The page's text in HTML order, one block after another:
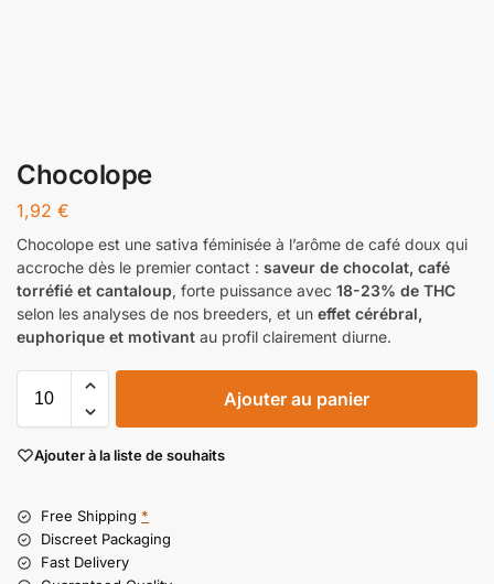
Chocolope
1,92 €
Chocolope est une sativa féminisée à l’arôme de café doux qui
accroche dès le premier contact : saveur de chocolat, café
torréfié et cantaloup, forte puissance avec 18-23% de THC
selon les analyses de nos breeders, et un effet cérébral,
euphorique et motivant au profil clairement diurne.
Ajouter au panier
Ajouter à la liste de souhaits
Free Shipping *
Discreet Packaging
Fast Delivery